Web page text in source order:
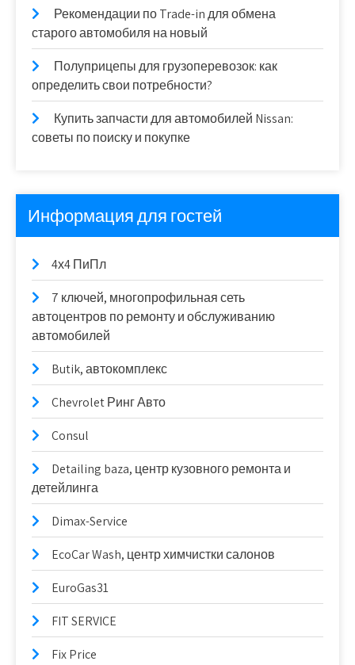
Рекомендации по Trade-in для обмена
старого автомобиля на новый
Полуприцепы для грузоперевозок: как
определить свои потребности?
Купить запчасти для автомобилей Nissan:
советы по поиску и покупке
Информация для гостей
4х4 ПиПл
7 ключей, многопрофильная сеть
автоцентров по ремонту и обслуживанию
автомобилей
Butik, автокомплекс
Chevrolet Ринг Авто
Consul
Detailing baza, центр кузовного ремонта и
детейлинга
Dimax-Service
EcoCar Wash, центр химчистки салонов
EuroGas31
FIT SERVICE
Fix Price